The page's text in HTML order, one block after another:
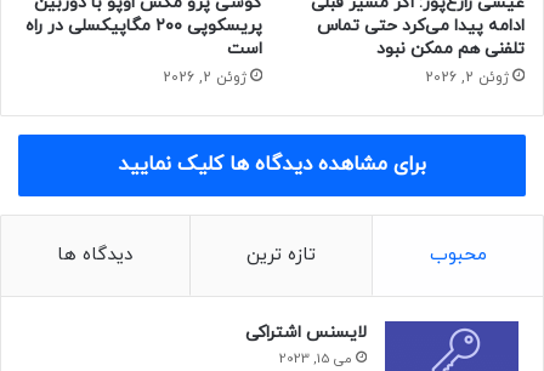
ادامه پیدا می‌کرد حتی تماس
تلفنی هم ممکن نبود
ژوئن 2, 2026
پریسکوپی ۲۰۰ مگاپیکسلی در راه
است
ژوئن 2, 2026
برای مشاهده دیدگاه ها کلیک نمایید
محبوب تازه ترین دیدگاه ها
لایسنس اشتراکی
می 15, 2023